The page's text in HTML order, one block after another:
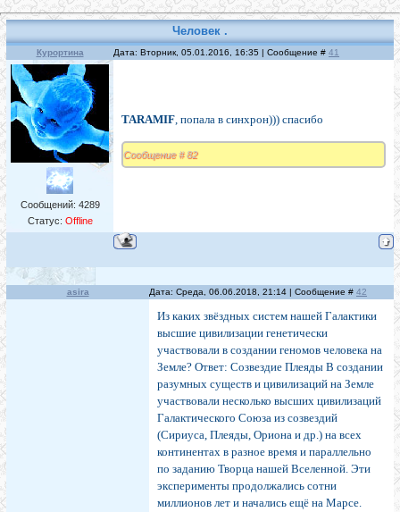
Человек .
Курортина Дата: Вторник, 05.01.2016, 16:35 | Сообщение # 41
Сообщений: 4289
Статус: Offline
TARAMIF, попала в синхрон))) спасибо
Сообщение # 82
asira Дата: Среда, 06.06.2018, 21:14 | Сообщение # 42
Из каких звёздных систем нашей Галактики
высшие цивилизации генетически
участвовали в создании геномов человека на
Земле? Ответ: Созвездие Плеяды В создании
разумных существ и цивилизаций на Земле
участвовали несколько высших цивилизаций
Галактического Союза из созвездий
(Сириуса, Плеяды, Ориона и др.) на всех
континентах в разное время и параллельно
по заданию Творца нашей Вселенной. Эти
эксперименты продолжались сотни
миллионов лет и начались ещё на Марсе.